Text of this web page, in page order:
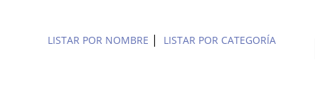
LISTAR POR NOMBRE | LISTAR POR CATEGORÍA